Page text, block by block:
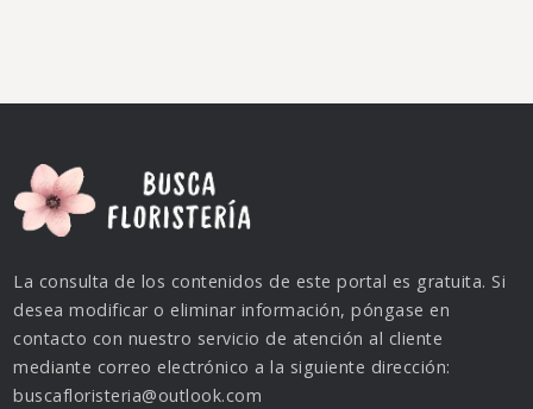
La consulta de los contenidos de este portal es gratuita. Si
desea modificar o eliminar información, póngase en
contacto con nuestro servicio de atención al cliente
mediante correo electrónico a la siguiente dirección:
buscafloristeria@outlook.com